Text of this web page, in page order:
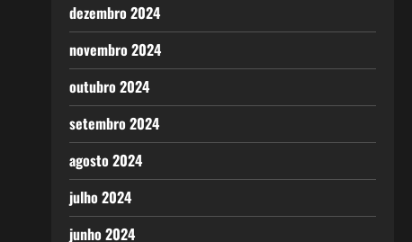
dezembro 2024
novembro 2024
outubro 2024
setembro 2024
agosto 2024
julho 2024
junho 2024